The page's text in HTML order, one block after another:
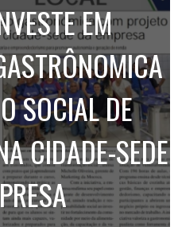
EM
SOCIAL DE
CIDADE-SEDE